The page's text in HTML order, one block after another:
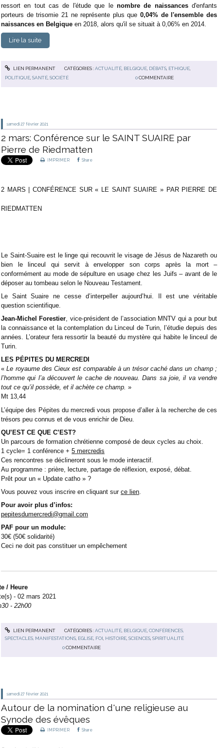
ressort en tout cas de l'étude que le nombre de naissancesd'enfants
porteurs de trisomie 21 ne représente plus que0,04% de l'ensemble des
naissances en Belgique en 2018, alors qu'il se situait à 0,06% en 2014.
Lire la suite
LIEN PERMANENT CATÉGORIES :ACTUALITÉ, BELGIQUE, DÉBATS, ETHIQUE,
POLITIQUE ,SANTÉ ,SOCIÉTÉ 0 COMMENTAIRE
samedi 27 février 2021
2 mars: Conférence sur le SAINT SUAIRE par
Pierre de Riedmatten
IMPRIMER Share
2 MARS | CONFÉRENCE SUR « LE SAINT SUAIRE » PAR PIERRE DE
RIEDMATTEN
Le Saint-Suaire est le linge qui recouvrit le visage de Jésus de Nazareth ou
bien le linceul qui servit à envelopper son corps après la mort –
conformément au mode de sépulture en usage chez les Juifs – avant de le
déposer au tombeau selon le Nouveau Testament.
Le Saint Suaire ne cesse d’interpeller aujourd’hui. Il est une véritable
question scientifique.
Jean-Michel Forestier, vice-président de l’association MNTV qui a pour but
la connaissance et la contemplation du Linceul de Turin, l’étudie depuis des
années. L’orateur fera ressortir la beauté du mystère qui habite le linceul de
Turin.
LES PÉPITES DU MERCREDI
«Le royaume des Cieux est comparable à un trésor caché dans un champ ;
l’homme qui l’a découvert le cache de nouveau. Dans sa joie, il va vendre
tout ce qu’il possède, et il achète ce champ. »
Mt 13,44
L’équipe des Pépites du mercredi vous propose d’aller à la recherche de ces
trésors peu connus et de vous enrichir de Dieu.
QU’EST CE QUE C’EST?
Un parcours de formation chrétienne composé de deux cycles au choix.
1 cycle= 1 conférence + 5 mercredis
Ces rencontres se déclineront sous le mode interactif.
Au programme : prière, lecture, partage de réflexion, exposé, débat.
Prêt pour un « Update catho » ?
Vous pouvez vous inscrire en cliquant sur ce lien
Pour avoir plus d’infos:
pepitesdumercredi@gmail.com
PAF pour un module:
30€ (50€ solidarité)
Ceci ne doit pas constituer un empêchement
/ Heure
- 02 mars 2021
- 22h00
LIEN PERMANENT CATÉGORIES :ACTUALITÉ, BELGIQUE, CONFÉRENCES,
SPECTACLES, MANIFESTATIONS EGLISE FOI HISTOIRE ,SCIENCES ,SPIRITUALITÉ
0 COMMENTAIRE
samedi 27 février 2021
Autour de la nomination d'une religieuse au
Synode des évêques
IMPRIMER Share